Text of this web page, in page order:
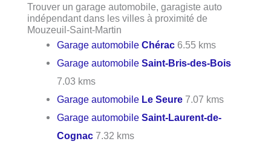
Trouver un garage automobile, garagiste auto
indépendant dans les villes à proximité de
Mouzeuil-Saint-Martin
Garage automobileChérac 6.55 kms
Garage automobileSaint-Bris-des-Bois
7.03 kms
Garage automobile Le Seure 7.07 kms
Garage automobileSaint-Laurent-de-
Cognac 7.32 kms